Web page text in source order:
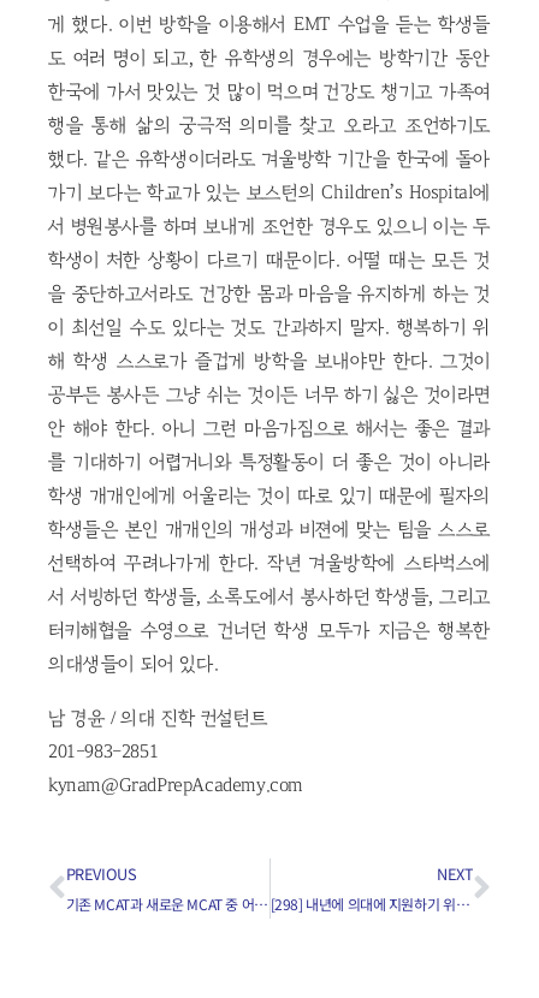
게 했다. 이번 방학을 이용해서 EMT 수업을 듣는 학생들
도 여러 명이 되고, 한 유학생의 경우에는 방학기간 동안
한국에 가서 맛있는 것 많이 먹으며 건강도 챙기고 가족여
행을 통해 삶의 궁극적 의미를 찾고 오라고 조언하기도
했다. 같은 유학생이더라도 겨울방학 기간을 한국에 돌아
가기 보다는 학교가 있는 보스턴의 Children’s Hospital에
서 병원봉사를 하며 보내게 조언한 경우도 있으니 이는 두
학생이 처한 상황이 다르기 때문이다. 어떨 때는 모든 것
을 중단하고서라도 건강한 몸과 마음을 유지하게 하는 것
이 최선일 수도 있다는 것도 간과하지 말자. 행복하기 위
해 학생 스스로가 즐겁게 방학을 보내야만 한다. 그것이
공부든 봉사든 그냥 쉬는 것이든 너무 하기 싫은 것이라면
안 해야 한다. 아니 그런 마음가짐으로 해서는 좋은 결과
를 기대하기 어렵거니와 특정활동이 더 좋은 것이 아니라
학생 개개인에게 어울리는 것이 따로 있기 때문에 필자의
학생들은 본인 개개인의 개성과 비젼에 맞는 팀을 스스로
선택하여 꾸려나가게 한다. 작년 겨울방학에 스타벅스에
서 서빙하던 학생들, 소록도에서 봉사하던 학생들, 그리고
터키해협을 수영으로 건너던 학생 모두가 지금은 행복한
의대생들이 되어 있다.
남 경윤 / 의대 진학 컨설턴트
201-983-2851
kynam@GradPrepAcademy.com
PREVIOUS
기존 MCAT과 새로운 MCAT 중 어떤 것을 보는 것이 더 좋은가요?
NEXT
[298] 내년에 의대에 지원하기 위해서 지금 해야 할 일은?